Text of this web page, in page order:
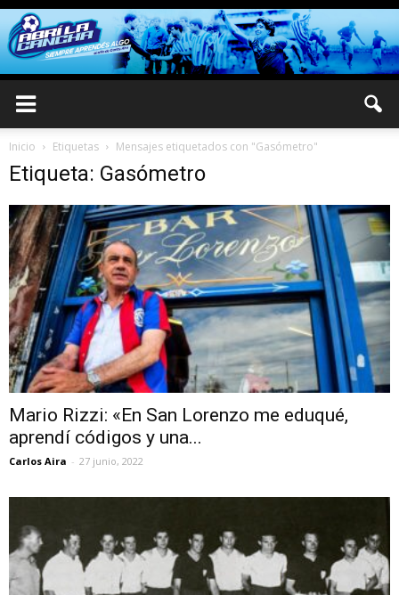
Inicio Etiquetas Mensajes etiquetados con "Gasómetro"
Etiqueta: Gasómetro
Mario Rizzi: «En San Lorenzo me eduqué,
aprendí códigos y una...
Carlos Aira - 27 junio, 2022